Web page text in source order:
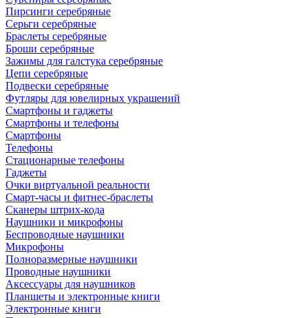
Пирсинги серебряные
Серьги серебряные
Браслеты серебряные
Броши серебряные
Зажимы для галстука серебряные
Цепи серебряные
Подвески серебряные
Футляры для ювелирных украшений
Смартфоны и гаджеты
Смартфоны и телефоны
Смартфоны
Телефоны
Стационарные телефоны
Гаджеты
Очки виртуальной реальности
Смарт-часы и фитнес-браслеты
Сканеры штрих-кода
Наушники и микрофоны
Беспроводные наушники
Микрофоны
Полноразмерные наушники
Проводные наушники
Аксессуары для наушников
Планшеты и электронные книги
Электронные книги